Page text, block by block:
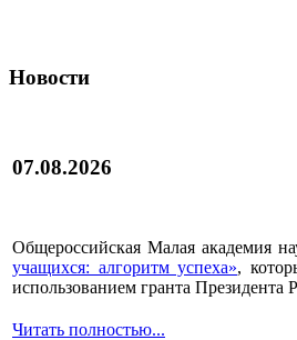
Новости
07.08.2026
Общероссийская Малая академия
учащихся: алгоритм успеха»,
использованием гранта
Читать полностью...